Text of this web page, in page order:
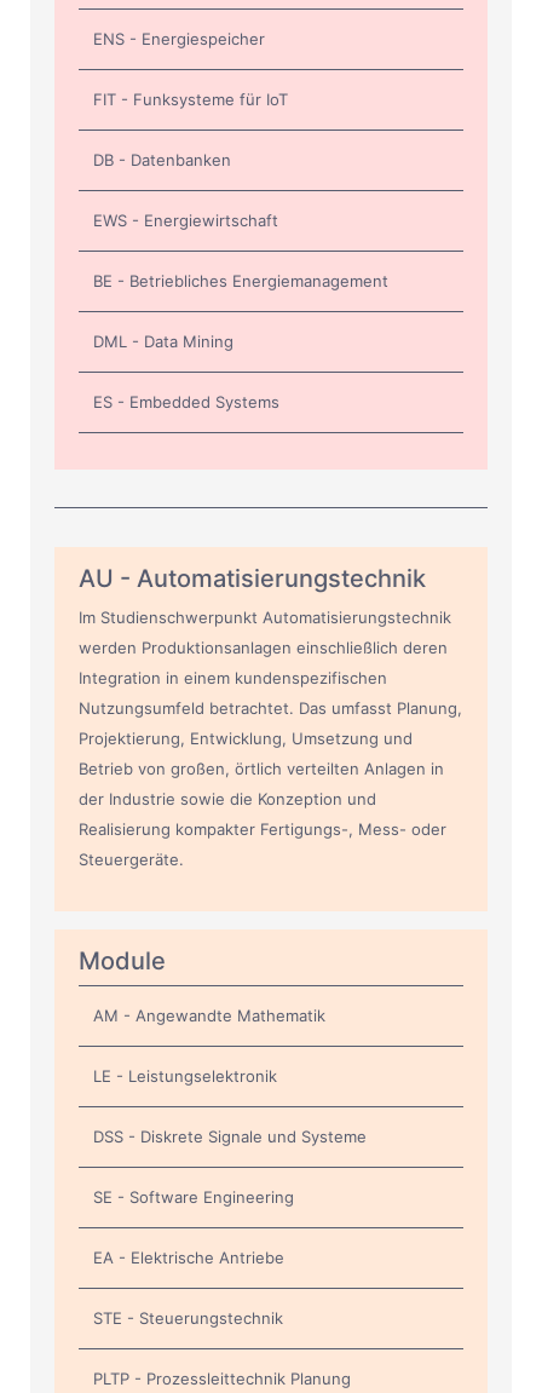
ENS - Energiespeicher
FIT - Funksysteme für IoT
DB - Datenbanken
EWS - Energiewirtschaft
BE - Betriebliches Energiemanagement
DML - Data Mining
ES - Embedded Systems
AU - Automatisierungstechnik
Im Studienschwerpunkt Automatisierungstechnik
werden Produktionsanlagen einschließlich deren
Integration in einem kundenspezifischen
Nutzungsumfeld betrachtet. Das umfasst Planung,
Projektierung, Entwicklung, Umsetzung und
Betrieb von großen, örtlich verteilten Anlagen in
der Industrie sowie die Konzeption und
Realisierung kompakter Fertigungs-, Mess- oder
Steuergeräte.
Module
AM - Angewandte Mathematik
LE - Leistungselektronik
DSS - Diskrete Signale und Systeme
SE - Software Engineering
EA - Elektrische Antriebe
STE - Steuerungstechnik
PLTP - Prozessleittechnik Planung